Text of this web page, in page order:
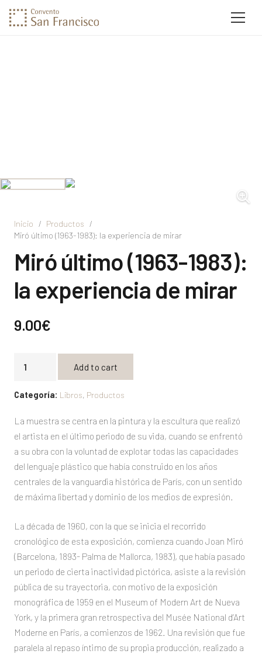
Inicio / Productos
/
Miró último (1963-1983): la experiencia de mirar
Miró último (1963-1983):
la experiencia de mirar
9.00€
(1963-
la
experiencia
de
mirar
quantity
Add to cart
Categoría: Libros, Productos
La muestra se centra en la pintura y la escultura que realizó
el artista en el último periodo de su vida, cuando se enfrentó
a su obra con la voluntad de explotar todas las capacidades
del lenguaje plástico que había construido en los años
centrales de la vanguardia histórica de París, con un sentido
de máxima libertad y dominio de los medios de expresión.
La década de 1960, con la que se inicia el recorrido
cronológico de esta exposición, comienza cuando Joan Miró
(Barcelona, 1893- Palma de Mallorca, 1983), que había pasado
un periodo de cierta inactividad pictórica, asiste a la revisión
pública de su trayectoria, con motivo de la exposición
monográfica de 1959 en el Museum of Modern Art de Nueva
York, y la primera gran retrospectiva del Musée National d’Art
Moderne en París, a comienzos de 1962. Una revisión que fue
paralela al repaso íntimo de su propia producción, realizado a